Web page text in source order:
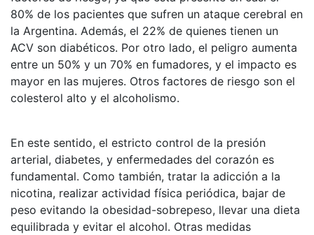
80% de los pacientes que sufren un ataque cerebral en
la Argentina. Además, el 22% de quienes tienen un
ACV son diabéticos. Por otro lado, el peligro aumenta
entre un 50% y un 70% en fumadores, y el impacto es
mayor en las mujeres. Otros factores de riesgo son el
colesterol alto y el alcoholismo.
En este sentido, el estricto control de la presión
arterial, diabetes, y enfermedades del corazón es
fundamental. Como también, tratar la adicción a la
nicotina, realizar actividad física periódica, bajar de
peso evitando la obesidad-sobrepeso, llevar una dieta
equilibrada y evitar el alcohol. Otras medidas